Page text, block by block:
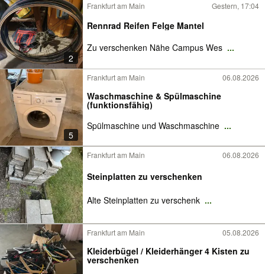
2
Frankfurt am Main Gestern, 17:04
Rennrad Reifen Felge Mantel
Zu verschenken Nähe Campus Wes ...
5
Frankfurt am Main 06.08.2026
Waschmaschine & Spülmaschine
(funktionsfähig)
Spülmaschine und Waschmaschine ...
Frankfurt am Main 06.08.2026
Steinplatten zu verschenken
Alte Steinplatten zu verschenk ...
Frankfurt am Main 05.08.2026
Kleiderbügel / Kleiderhänger 4 Kisten zu
verschenken